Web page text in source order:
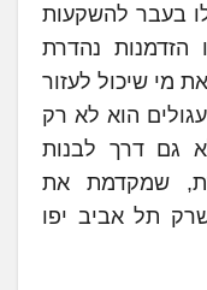
בעבר להשקעות
הזדמנות נהדרת
מי שיכול לעזור
הוא לא רק
גם דרך לבנות
שמקדמת את
תל אביב יפו